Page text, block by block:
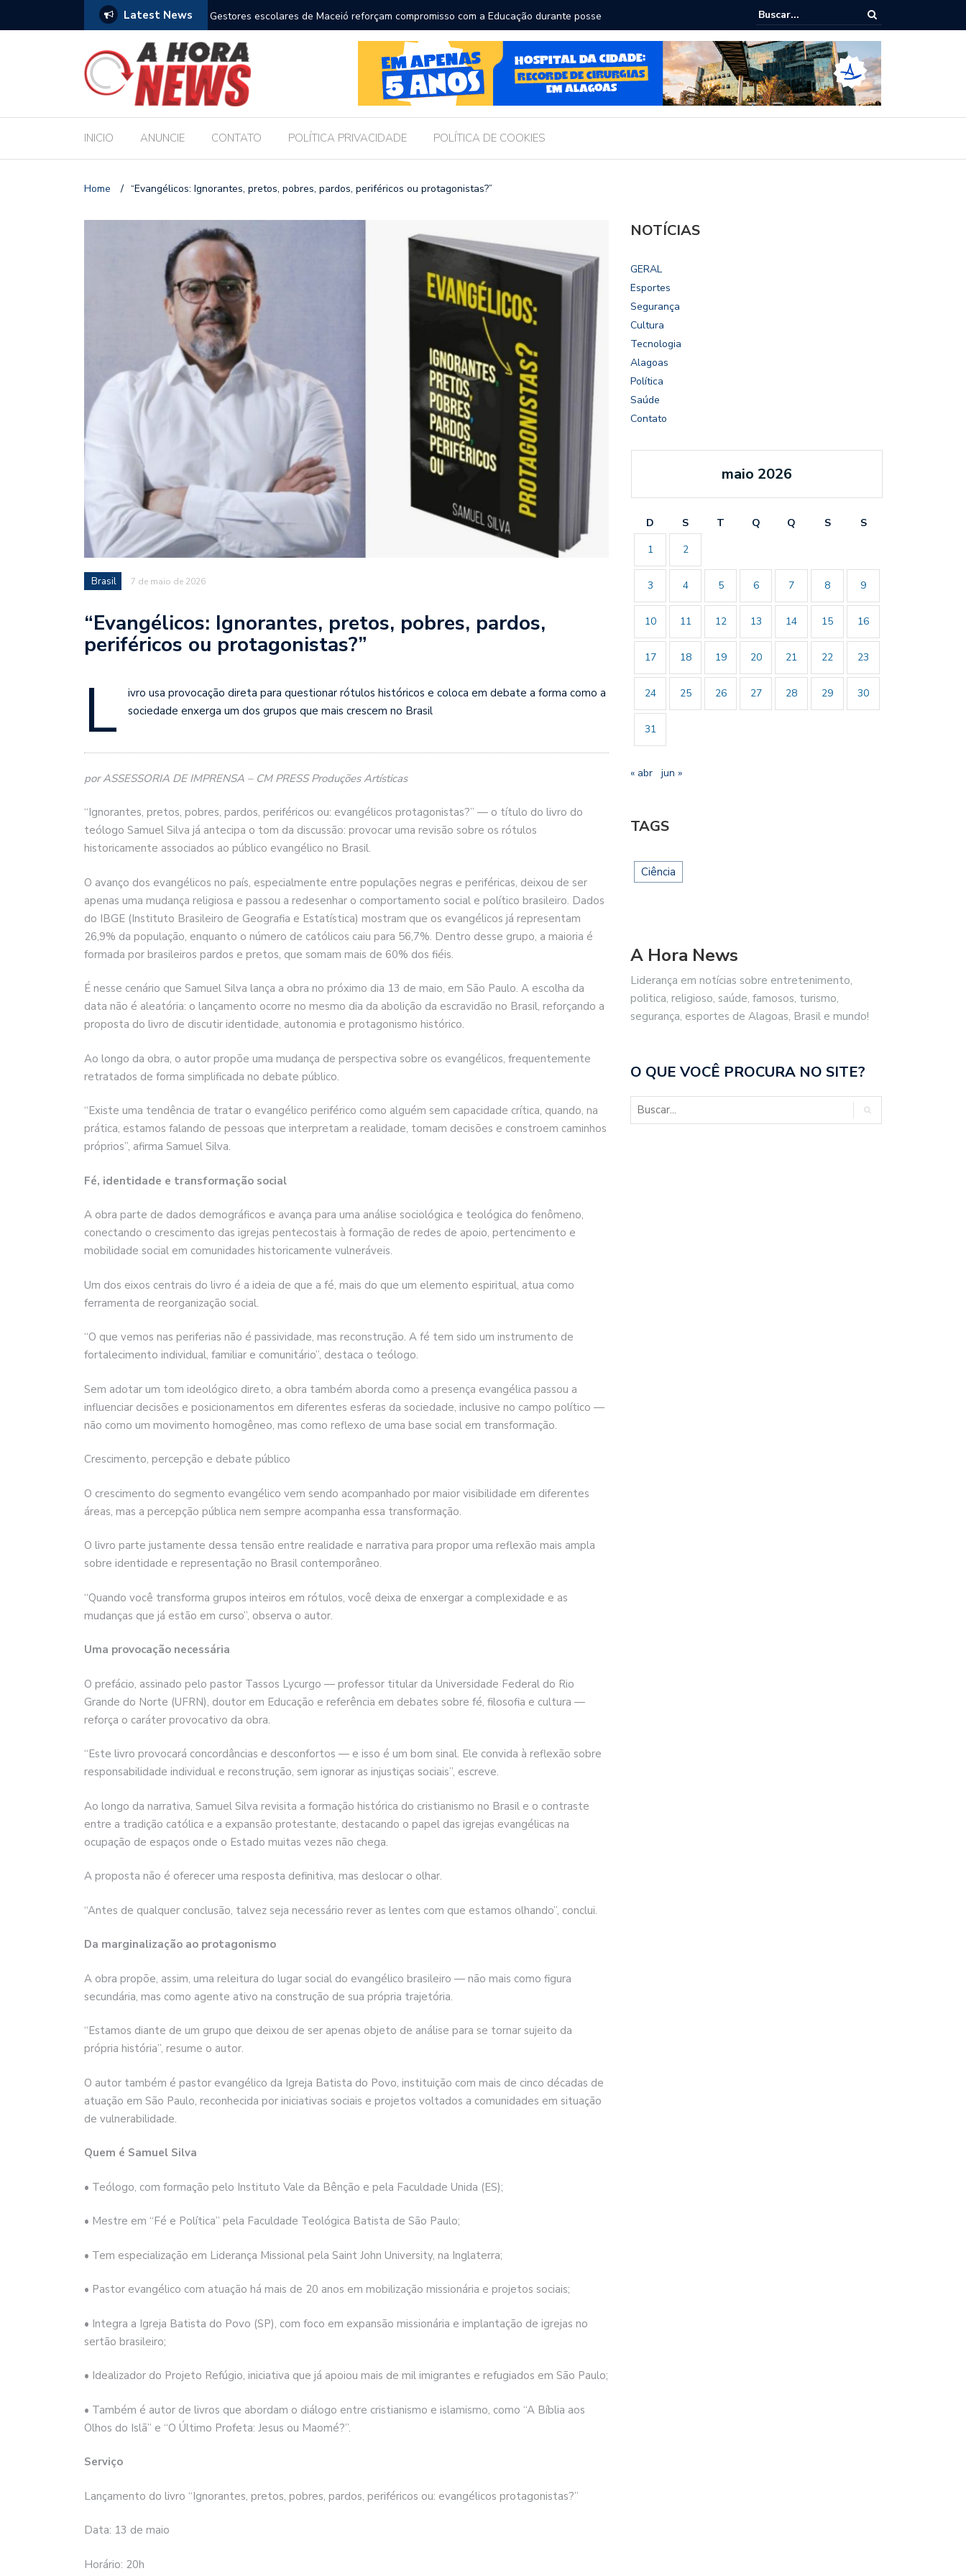
Latest News
com a Educação durante posse Bolsonaro pede ao STF para receber os filhos no Dia dos Pais
Câmara dialoga com UFAL e Faculdade de Coimbra sobre parcerias para
Legislativo
INICIO ANUNCIE CONTATO POLÍTICA PRIVACIDADE POLÍTICA DE COOKIES
Home / “Evangélicos: Ignorantes, pretos, pobres, pardos, periféricos ou protagonistas?”
Brasil 7 de maio de 2026
“Evangélicos: Ignorantes, pretos, pobres, pardos,
periféricos ou protagonistas?”
L
ivro usa provocação direta para questionar rótulos históricos e coloca em debate a forma como a
sociedade enxerga um dos grupos que mais crescem no Brasil
por ASSESSORIA DE IMPRENSA – CM PRESS Produções Artísticas
“Ignorantes, pretos, pobres, pardos, periféricos ou: evangélicos protagonistas?” — o título do livro do
teólogo Samuel Silva já antecipa o tom da discussão: provocar uma revisão sobre os rótulos
historicamente associados ao público evangélico no Brasil.
O avanço dos evangélicos no país, especialmente entre populações negras e periféricas, deixou de ser
apenas uma mudança religiosa e passou a redesenhar o comportamento social e político brasileiro. Dados
do IBGE (Instituto Brasileiro de Geografia e Estatística) mostram que os evangélicos já representam
26,9% da população, enquanto o número de católicos caiu para 56,7%. Dentro desse grupo, a maioria é
formada por brasileiros pardos e pretos, que somam mais de 60% dos fiéis.
É nesse cenário que Samuel Silva lança a obra no próximo dia 13 de maio, em São Paulo. A escolha da
data não é aleatória: o lançamento ocorre no mesmo dia da abolição da escravidão no Brasil, reforçando a
proposta do livro de discutir identidade, autonomia e protagonismo histórico.
Ao longo da obra, o autor propõe uma mudança de perspectiva sobre os evangélicos, frequentemente
retratados de forma simplificada no debate público.
“Existe uma tendência de tratar o evangélico periférico como alguém sem capacidade crítica, quando, na
prática, estamos falando de pessoas que interpretam a realidade, tomam decisões e constroem caminhos
próprios”, afirma Samuel Silva.
Fé, identidade e transformação social
A obra parte de dados demográficos e avança para uma análise sociológica e teológica do fenômeno,
conectando o crescimento das igrejas pentecostais à formação de redes de apoio, pertencimento e
mobilidade social em comunidades historicamente vulneráveis.
Um dos eixos centrais do livro é a ideia de que a fé, mais do que um elemento espiritual, atua como
ferramenta de reorganização social.
“O que vemos nas periferias não é passividade, mas reconstrução. A fé tem sido um instrumento de
fortalecimento individual, familiar e comunitário”, destaca o teólogo.
Sem adotar um tom ideológico direto, a obra também aborda como a presença evangélica passou a
influenciar decisões e posicionamentos em diferentes esferas da sociedade, inclusive no campo político —
não como um movimento homogêneo, mas como reflexo de uma base social em transformação.
Crescimento, percepção e debate público
O crescimento do segmento evangélico vem sendo acompanhado por maior visibilidade em diferentes
áreas, mas a percepção pública nem sempre acompanha essa transformação.
O livro parte justamente dessa tensão entre realidade e narrativa para propor uma reflexão mais ampla
sobre identidade e representação no Brasil contemporâneo.
“Quando você transforma grupos inteiros em rótulos, você deixa de enxergar a complexidade e as
mudanças que já estão em curso”, observa o autor.
Uma provocação necessária
O prefácio, assinado pelo pastor Tassos Lycurgo — professor titular da Universidade Federal do Rio
Grande do Norte (UFRN), doutor em Educação e referência em debates sobre fé, filosofia e cultura —
reforça o caráter provocativo da obra.
“Este livro provocará concordâncias e desconfortos — e isso é um bom sinal. Ele convida à reflexão sobre
responsabilidade individual e reconstrução, sem ignorar as injustiças sociais”, escreve.
Ao longo da narrativa, Samuel Silva revisita a formação histórica do cristianismo no Brasil e o contraste
entre a tradição católica e a expansão protestante, destacando o papel das igrejas evangélicas na
ocupação de espaços onde o Estado muitas vezes não chega.
A proposta não é oferecer uma resposta definitiva, mas deslocar o olhar.
“Antes de qualquer conclusão, talvez seja necessário rever as lentes com que estamos olhando”, conclui.
Da marginalização ao protagonismo
A obra propõe, assim, uma releitura do lugar social do evangélico brasileiro — não mais como figura
secundária, mas como agente ativo na construção de sua própria trajetória.
“Estamos diante de um grupo que deixou de ser apenas objeto de análise para se tornar sujeito da
própria história”, resume o autor.
O autor também é pastor evangélico da Igreja Batista do Povo, instituição com mais de cinco décadas de
atuação em São Paulo, reconhecida por iniciativas sociais e projetos voltados a comunidades em situação
de vulnerabilidade.
Quem é Samuel Silva
• Teólogo, com formação pelo Instituto Vale da Bênção e pela Faculdade Unida (ES);
• Mestre em “Fé e Política” pela Faculdade Teológica Batista de São Paulo;
• Tem especialização em Liderança Missional pela Saint John University, na Inglaterra;
• Pastor evangélico com atuação há mais de 20 anos em mobilização missionária e projetos sociais;
• Integra a Igreja Batista do Povo (SP), com foco em expansão missionária e implantação de igrejas no
sertão brasileiro;
• Idealizador do Projeto Refúgio, iniciativa que já apoiou mais de mil imigrantes e refugiados em São Paulo;
• Também é autor de livros que abordam o diálogo entre cristianismo e islamismo, como “A Bíblia aos
Olhos do Islã” e “O Último Profeta: Jesus ou Maomé?”.
Serviço
Lançamento do livro “Ignorantes, pretos, pobres, pardos, periféricos ou: evangélicos protagonistas?”
Data: 13 de maio
Horário: 20h
NOTÍCIAS
GERAL
Esportes
Segurança
Cultura
Tecnologia
Alagoas
Política
Saúde
Contato
maio 2026
D S T Q Q S
S
1
2
3 4 5 6 7 8 9
10 11 12 13 14 15 16
17 18 19 20 21 22 23
24 25 26 27 28 29 30
31
« abr jun »
TAGS
Ciência
A Hora News
Liderança em notícias sobre entretenimento,
politica, religioso, saúde, famosos, turismo,
segurança, esportes de Alagoas, Brasil e mundo!
O QUE VOCÊ PROCURA NO SITE?